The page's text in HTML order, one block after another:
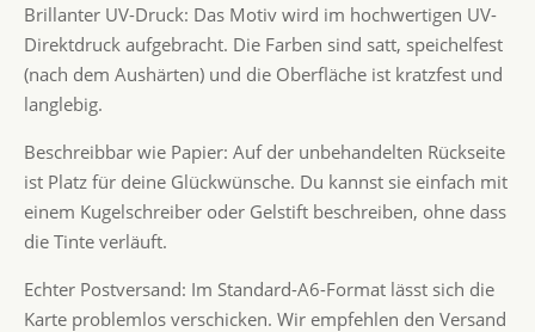
Brillanter UV-Druck: Das Motiv wird im hochwertigen UV-
Direktdruck aufgebracht. Die Farben sind satt, speichelfest
(nach dem Aushärten) und die Oberfläche ist kratzfest und
langlebig.
Beschreibbar wie Papier: Auf der unbehandelten Rückseite
ist Platz für deine Glückwünsche. Du kannst sie einfach mit
einem Kugelschreiber oder Gelstift beschreiben, ohne dass
die Tinte verläuft.
Echter Postversand: Im Standard-A6-Format lässt sich die
Karte problemlos verschicken. Wir empfehlen den Versand